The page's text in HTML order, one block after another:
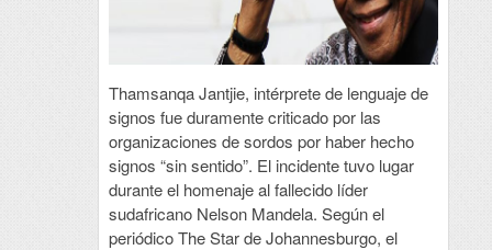
Thamsanqa Jantjie, intérprete de lenguaje de
signos fue duramente criticado por las
organizaciones de sordos por haber hecho
signos “sin sentido”. El incidente tuvo lugar
durante el homenaje al fallecido líder
sudafricano Nelson Mandela. Según el
periódico The Star de Johannesburgo, el